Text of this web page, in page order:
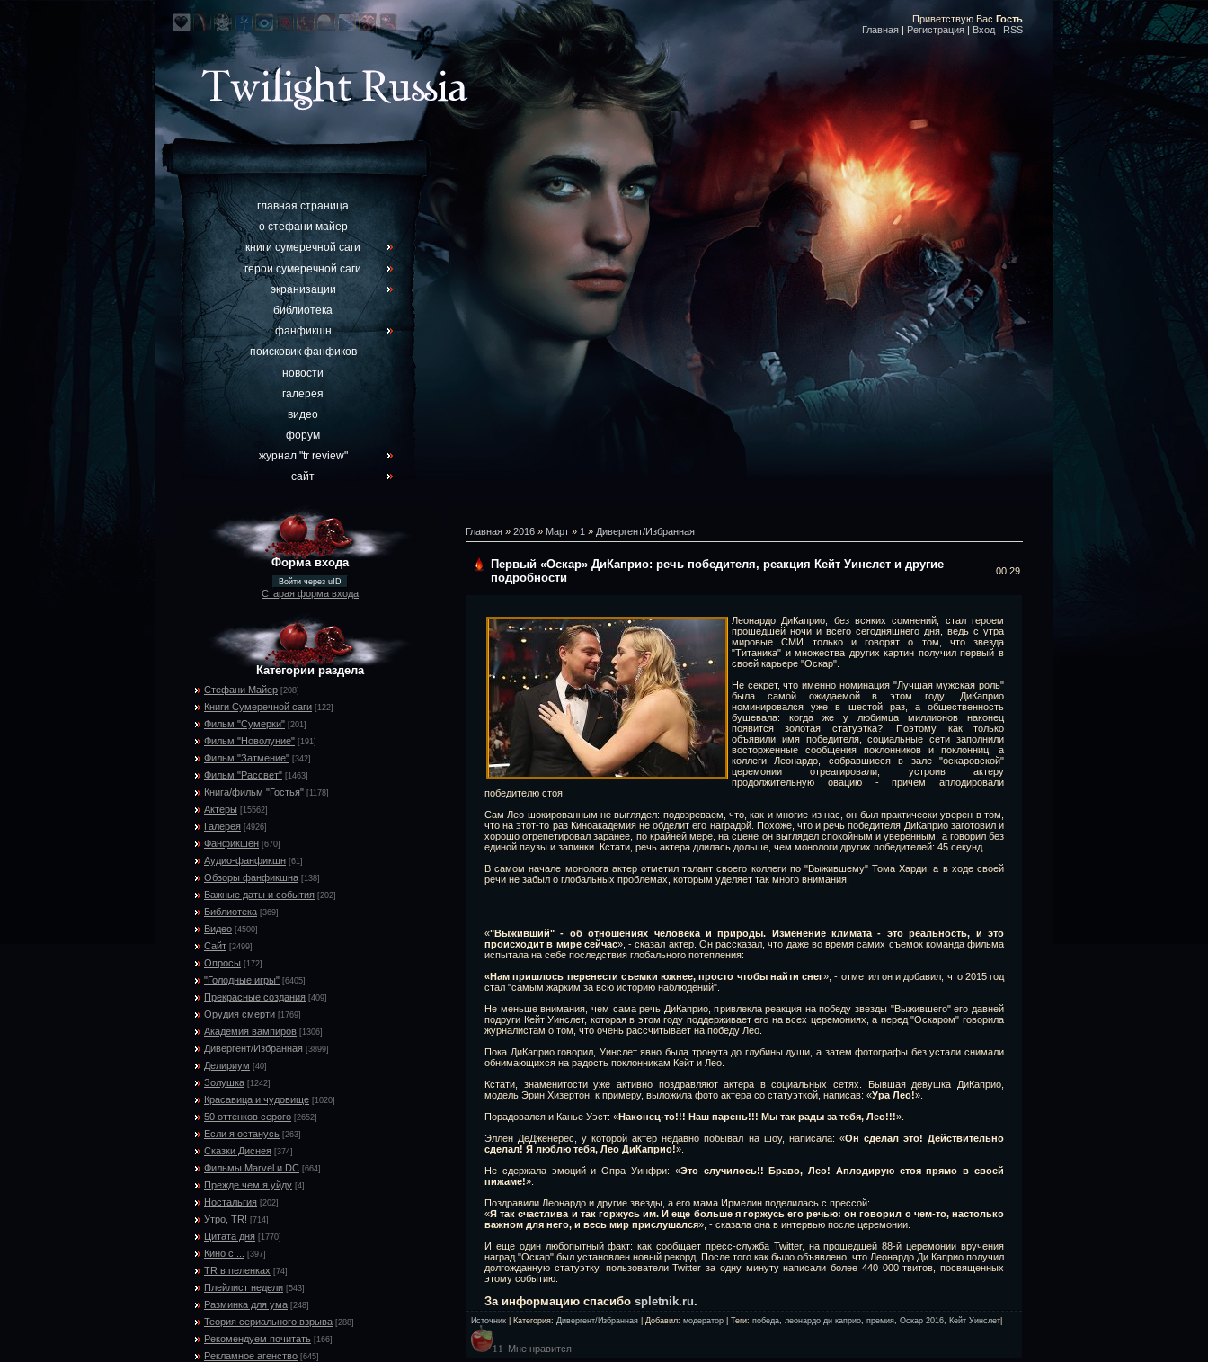
Приветствую Вас Гость
Главная | Регистрация | Вход | RSS
главная страница
о стефани майер
книги сумеречной саги
герои сумеречной саги
экранизации
библиотека
фанфикшн
поисковик фанфиков
новости
галерея
видео
форум
журнал "tr review"
сайт
Форма входа
Войти через uID
Старая форма входа
Категории раздела
Стефани Майер [208]
Книги Сумеречной саги [122]
Фильм "Сумерки" [201]
Фильм "Новолуние" [191]
Фильм "Затмение" [342]
Фильм "Рассвет" [1463]
Книга/фильм "Гостья" [1178]
Актеры [15562]
Галерея [4926]
Фанфикшен [670]
Аудио-фанфикшн [61]
Обзоры фанфикшна [138]
Важные даты и события [202]
Библиотека [369]
Видео [4500]
Сайт [2499]
Опросы [172]
"Голодные игры" [6405]
Прекрасные создания [409]
Орудия смерти [1769]
Академия вампиров [1306]
Дивергент/Избранная [3899]
Делириум [40]
Золушка [1242]
Красавица и чудовище [1020]
50 оттенков серого [2652]
Если я останусь [263]
Сказки Диснея [374]
Фильмы Marvel и DC [664]
Прежде чем я уйду [4]
Ностальгия [202]
Утро, TR! [714]
Цитата дня [1770]
Кино с ... [397]
TR в пеленках [74]
Плейлист недели [543]
Разминка для ума [248]
Теория сериального взрыва [288]
Рекомендуем почитать [166]
Рекламное агенство [645]
Главная » 2016 » Март » 1 » Дивергент/Избранная
Первый «Оскар» ДиКаприо: речь победителя, реакция Кейт Уинслет и другие
подробности
00:29
Леонардо ДиКаприо, без всяких сомнений, стал героем
прошедшей ночи и всего сегодняшнего дня, ведь с утра
мировые СМИ только и говорят о том, что звезда
"Титаника" и множества других картин получил первый в
своей карьере "Оскар".
Не секрет, что именно номинация "Лучшая мужская роль"
была самой ожидаемой в этом году: ДиКаприо
номинировался уже в шестой раз, а общественность
бушевала: когда же у любимца миллионов наконец
появится золотая статуэтка?! Поэтому как только
объявили имя победителя, социальные сети заполнили
восторженные сообщения поклонников и поклонниц, а
коллеги Леонардо, собравшиеся в зале "оскаровской"
церемонии отреагировали, устроив актеру
продолжительную овацию - причем аплодировали
победителю стоя.
Сам Лео шокированным не выглядел: подозреваем, что, как и многие из нас, он был практически уверен в том,
что на этот-то раз Киноакадемия не обделит его наградой. Похоже, что и речь победителя ДиКаприо заготовил и
хорошо отрепетировал заранее, по крайней мере, на сцене он выглядел спокойным и уверенным, а говорил без
единой паузы и запинки. Кстати, речь актера длилась дольше, чем монологи других победителей: 45 секунд.
В самом начале монолога актер отметил талант своего коллеги по "Выжившему" Тома Харди, а в ходе своей
речи не забыл о глобальных проблемах, которым уделяет так много внимания.
«"Выживший" - об отношениях человека и природы. Изменение климата - это реальность, и это
происходит в мире сейчас», - сказал актер. Он рассказал, что даже во время самих съемок команда фильма
испытала на себе последствия глобального потепления:
«Нам пришлось перенести съемки южнее, просто чтобы найти снег», - отметил он и добавил, что 2015 год
стал "самым жарким за всю историю наблюдений".
Не меньше внимания, чем сама речь ДиКаприо, привлекла реакция на победу звезды "Выжившего" его давней
подруги Кейт Уинслет, которая в этом году поддерживает его на всех церемониях, а перед "Оскаром" говорила
журналистам о том, что очень рассчитывает на победу Лео.
Пока ДиКаприо говорил, Уинслет явно была тронута до глубины души, а затем фотографы без устали снимали
обнимающихся на радость поклонникам Кейт и Лео.
Кстати, знаменитости уже активно поздравляют актера в социальных сетях. Бывшая девушка ДиКаприо,
модель Эрин Хизертон, к примеру, выложила фото актера со статуэткой, написав: «Ура Лео!».
Порадовался и Канье Уэст: «Наконец-то!!! Наш парень!!! Мы так рады за тебя, Лео!!!».
Эллен ДеДженерес, у которой актер недавно побывал на шоу, написала: «Он сделал это! Действительно
сделал! Я люблю тебя, Лео ДиКаприо!».
Не сдержала эмоций и Опра Уинфри: «Это случилось!! Браво, Лео! Аплодирую стоя прямо в своей
пижаме!».
Поздравили Леонардо и другие звезды, а его мама Ирмелин поделилась с прессой:
«Я так счастлива и так горжусь им. И еще больше я горжусь его речью: он говорил о чем-то, настолько
важном для него, и весь мир прислушался», - сказала она в интервью после церемонии.
И еще один любопытный факт: как сообщает пресс-служба Twitter, на прошедшей 88-й церемонии вручения
наград "Оскар" был установлен новый рекорд. После того как было объявлено, что Леонардо Ди Каприо получил
долгожданную статуэтку, пользователи Twitter за одну минуту написали более 440 000 твитов, посвященных
этому cобытию.
За информацию спасибо spletnik.ru.
Источник Категория: Дивергент/Избранная Добавил: модератор Теги: победа леонардо ди каприо премия Оскар 2016 Кейт Уинслет
11 Мне нравится